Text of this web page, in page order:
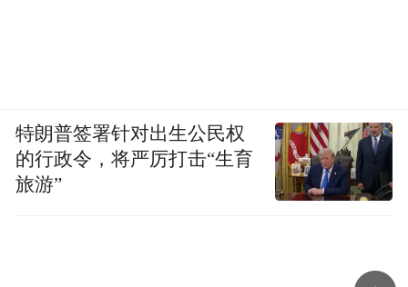
特朗普签署针对出生公民权
的行政令，将严厉打击“生育
旅游”